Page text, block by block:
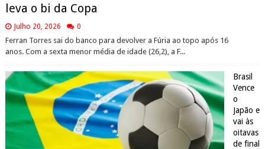
leva o bi da Copa
Julho 20, 2026 0
Ferran Torres sai do banco para devolver a Fúria ao topo após 16
anos. Com a sexta menor média de idade (26,2), a F...
Brasil
Vence
o
Japão e
vai às
oitavas
de final